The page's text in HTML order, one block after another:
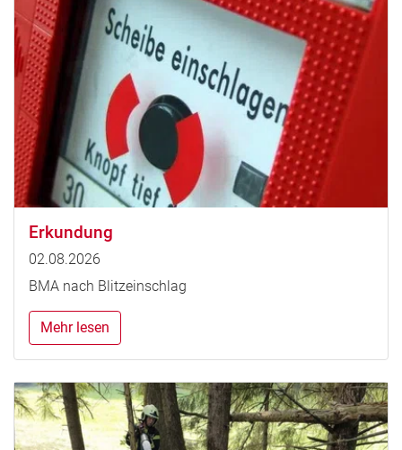
Erkundung
02.08.2026
BMA nach Blitzeinschlag
Mehr lesen